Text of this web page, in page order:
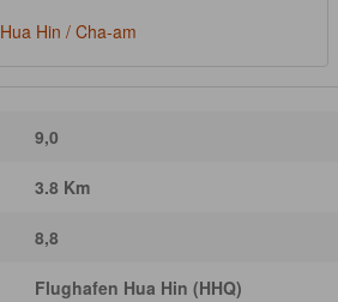
Hua Hin / Cha-am
9,0
3.8 Km
8,8
Flughafen Hua Hin (HHQ)